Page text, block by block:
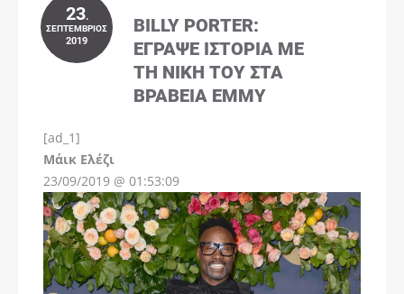
23.
ΣΕΠΤΈΜΒΡΙΟΣ
2019
BILLY PORTER:
ΈΓΡΑΨΕ ΙΣΤΟΡΊΑ ΜΕ
ΤΗ ΝΊΚΗ ΤΟΥ ΣΤΑ
ΒΡΑΒΕΊΑ EMMY
[ad_1]
Μάικ ΕλέζιInstagram
23/09/2019 @ 01:53:09